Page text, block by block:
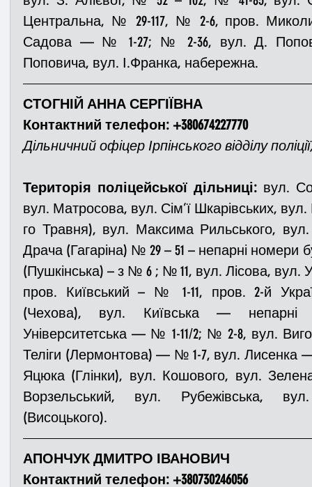
Центральна, № 29-117, № 2-6, пров.
Садова — № 1-27; № 2-36, вул. Д.
Поповича, вул. І.Франка, набережна.
СТОГНІЙ АННА СЕРГІЇВНА
Контактний телефон: +380674227770
Дільничний офіцер Ірпінського відділу
Територія поліцейської дільниці: вул.
вул. Матросова, вул. Сім’ї Шкарівських, вул.
го Травня), вул. Максима Рильського, вул.
Драча (Гагаріна) № 29 – 51 – непарні номери
(Пушкінська) – з № 6 ; № 11, вул. Лісова, вул.
пров. Київський – № 1-11, пров. 2-й
(Чехова), вул. Київська — непарні
Університетська — № 1-11/2; № 2-8, вул.
Теліги (Лермонтова) — № 1-7, вул. Лисенка
Яцюка (Глінки), вул. Кошового, вул.
Ворзельський, вул. Рубежівська,
(Висоцького).
АПОНЧУК ДМИТРО ІВАНОВИЧ
Контактний телефон: +380730246056